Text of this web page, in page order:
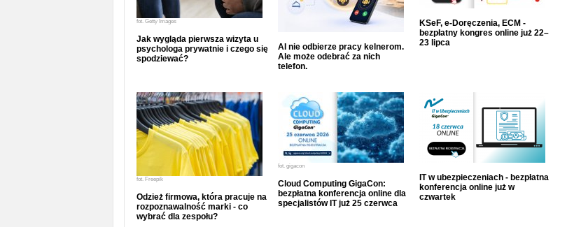
fot. Getty Images
Jak wygląda pierwsza wizyta u
psychologa prywatnie i czego się
spodziewać?
AI nie odbierze pracy kelnerom.
Ale może odebrać za nich
telefon.
KSeF, e-Doręczenia, ECM -
bezpłatny kongres online już 22–
23 lipca
fot. Freepik
Odzież firmowa, która pracuje na
rozpoznawalność marki - co
wybrać dla zespołu?
fot. gigacon
Cloud Computing GigaCon:
bezpłatna konferencja online dla
specjalistów IT już 25 czerwca
IT w ubezpieczeniach - bezpłatna
konferencja online już w
czwartek